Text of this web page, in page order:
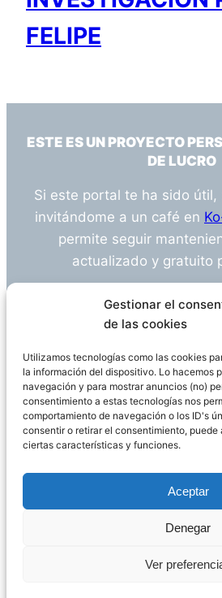
Gestionar el
de las cookies
Utilizamos tecnologías como las cookies
la información del dispositivo. Lo hacemos
navegación y para mostrar anuncios (no)
consentimiento a estas tecnologías nos
comportamiento de navegación o los ID's
consentir o retirar el consentimiento,
ciertas características y funciones.
Aceptar
Denegar
Ver
FELIPE
ESTE ES UN PROYECTO
DE LUCRO
Si este portal te ha sido útil,
invitándome a un café en
permite seguir
actualizado y gratuito
¿Tienes alguna duda o
Descargo de Responsabilidad
Declaración de Privacidad
WordPress
Página administrada por